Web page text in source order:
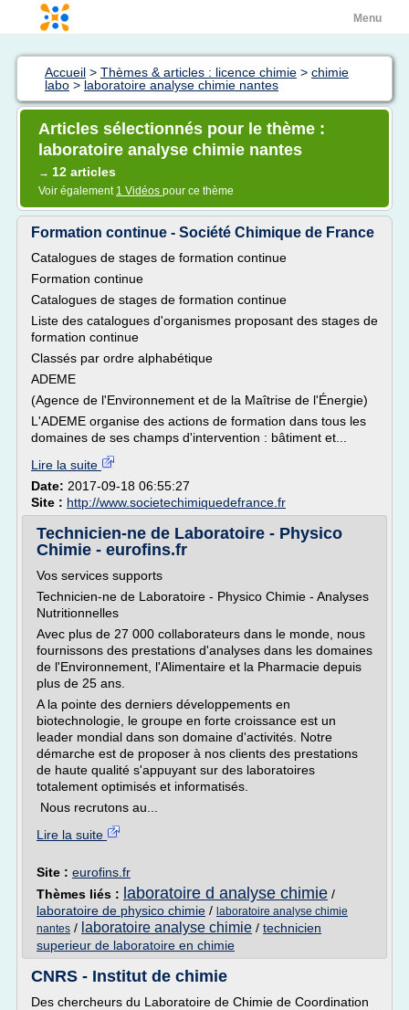
Menu
Accueil > Thèmes & articles : licence chimie > chimie
labo > laboratoire analyse chimie nantes
Articles sélectionnés pour le thème :
laboratoire analyse chimie nantes
→ 12 articles
Voir également 1 Vidéos pour ce thème
Formation continue - Société Chimique de France
Catalogues de stages de formation continue
Formation continue
Catalogues de stages de formation continue
Liste des catalogues d'organismes proposant des stages de
formation continue
Classés par ordre alphabétique
ADEME
(Agence de l'Environnement et de la Maîtrise de l'Énergie)
L'ADEME organise des actions de formation dans tous les
domaines de ses champs d'intervention : bâtiment et...
Lire la suite
Date: 2017-09-18 06:55:27
Site : http://www.societechimiquedefrance.fr
Technicien-ne de Laboratoire - Physico
Chimie - eurofins.fr
Vos services supports
Technicien-ne de Laboratoire - Physico Chimie - Analyses
Nutritionnelles
Avec plus de 27 000 collaborateurs dans le monde, nous
fournissons des prestations d'analyses dans les domaines
de l'Environnement, l'Alimentaire et la Pharmacie depuis
plus de 25 ans.
A la pointe des derniers développements en
biotechnologie, le groupe en forte croissance est un
leader mondial dans son domaine d'activités. Notre
démarche est de proposer à nos clients des prestations
de haute qualité s'appuyant sur des laboratoires
totalement optimisés et informatisés.
Nous recrutons au...
Lire la suite
Site : eurofins.fr
Thèmes liés : laboratoire d analyse chimie /
laboratoire de physico chimie / laboratoire analyse chimie
nantes / laboratoire analyse chimie / technicien
superieur de laboratoire en chimie
CNRS - Institut de chimie
Des chercheurs du Laboratoire de Chimie de Coordination